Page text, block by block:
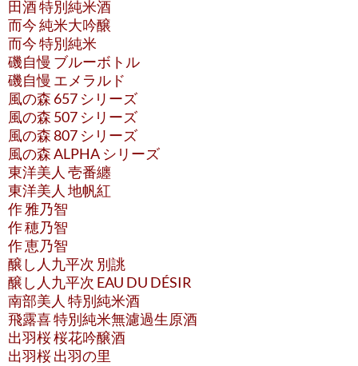
田酒 特別純米酒
而今 純米大吟醸
而今 特別純米
磯自慢 ブルーボトル
磯自慢 エメラルド
風の森 657 シリーズ
風の森 507 シリーズ
風の森 807 シリーズ
風の森 ALPHA シリーズ
東洋美人 壱番纏
東洋美人 地帆紅
作 雅乃智
作 穂乃智
作 恵乃智
醸し人九平次 別誂
醸し人九平次 EAU DU DÉSIR
南部美人 特別純米酒
飛露喜 特別純米無濾過生原酒
出羽桜 桜花吟醸酒
出羽桜 出羽の里